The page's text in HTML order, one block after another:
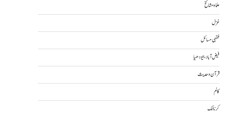
علما و مشائخ
غزل
فقہی مسائل
فیض آباد، ایودھیا
قرآن و حدیث
کالم
کرناٹک